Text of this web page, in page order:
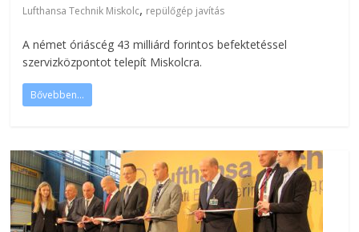
Lufthansa Technik Miskolc, repülőgép javítás
A német óriáscég 43 milliárd forintos befektetéssel
szervizközpontot telepít Miskolcra.
Bővebben...